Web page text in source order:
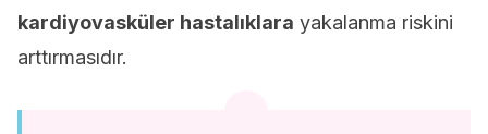
kardiyovasküler hastalıklara yakalanma riskini
arttırmasıdır.